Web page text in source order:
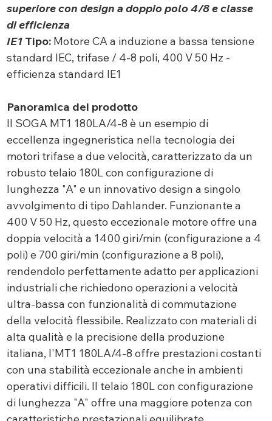
superiore con design a doppio polo 4/8 e classe
di efficienza
IE1Tipo:Motore CA a induzione a bassa tensione
standard IEC, trifase / 4-8 poli, 400 V 50 Hz -
efficienza standard IE1
Panoramica del prodotto
Il SOGA MT1 180LA/4-8 è un esempio di
eccellenza ingegneristica nella tecnologia dei
motori trifase a due velocità, caratterizzato da un
robusto telaio 180L con configurazione di
lunghezza "A" e un innovativo design a singolo
avvolgimento di tipo Dahlander. Funzionante a
400 V 50 Hz, questo eccezionale motore offre una
doppia velocità a 1400 giri/min (configurazione a 4
poli) e 700 giri/min (configurazione a 8 poli),
rendendolo perfettamente adatto per applicazioni
industriali che richiedono operazioni a velocità
ultra-bassa con funzionalità di commutazione
della velocità flessibile. Realizzato con materiali di
alta qualità e la precisione della produzione
italiana, l'MT1 180LA/4-8 offre prestazioni costanti
con una stabilità eccezionale anche in ambienti
operativi difficili. Il telaio 180L con configurazione
di lunghezza "A" offre una maggiore potenza con